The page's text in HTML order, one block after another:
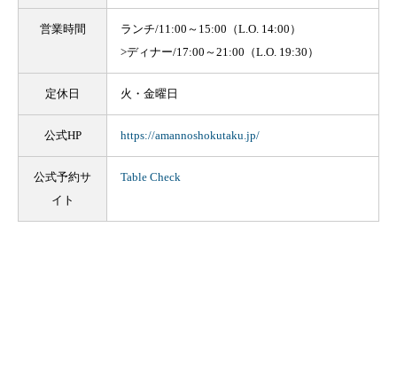
営業時間
ランチ/11:00～15:00（L.O. 14:00）
>ディナー/17:00～21:00（L.O. 19:30）
定休日 火・金曜日
公式HP https://amannoshokutaku.jp/
公式予約サ
イト
Table Check